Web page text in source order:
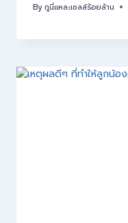
Byกูนี่แหละเซลล์ร้อยล้าน